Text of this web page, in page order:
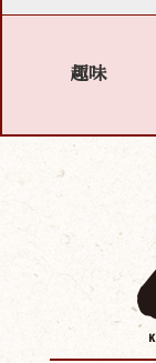
趣味